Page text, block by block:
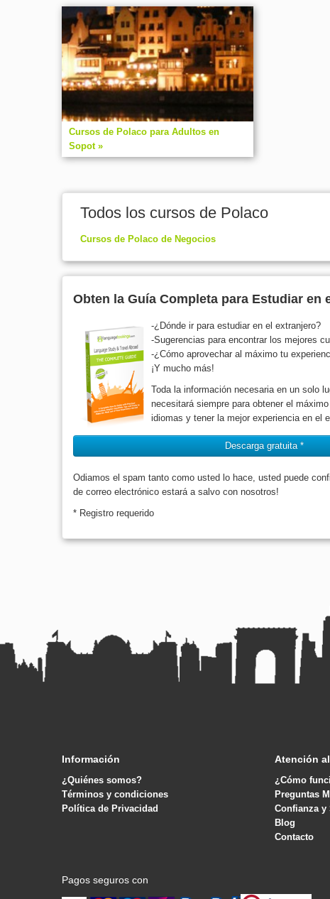
Cursos de Polaco para Adultos en
Sopot »
Todos los cursos de Polaco
Cursos de Polaco de Negocios
Obten la Guía Completa para Estudiar en
-¿Dónde ir para estudiar en el extranjero?
-Sugerencias para encontrar los mejores
-¿Cómo aprovechar al máximo tu
¡Y mucho más!
Toda la información necesaria en un solo
necesitará siempre para obtener el
idiomas y tener la mejor experiencia en el
Descarga gratuita *
Odiamos el spam tanto como usted lo hace, usted puede
de correo electrónico estará a salvo con nosotros!
* Registro requerido
Información
¿Quiénes somos?
Términos y condiciones
Política de Privacidad
Atención
¿Cómo
Preguntas
Confianza y
Blog
Contacto
Pagos seguros con